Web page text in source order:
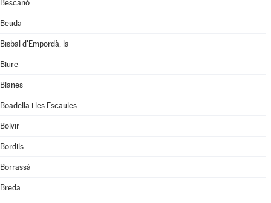
Bescanó
Beuda
Bisbal d'Empordà, la
Biure
Blanes
Boadella i les Escaules
Bolvir
Bordils
Borrassà
Breda